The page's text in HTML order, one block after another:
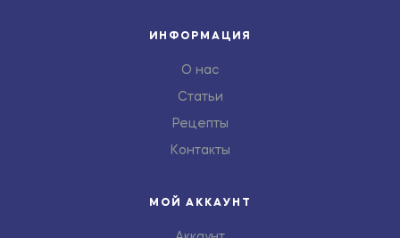
ИНФОРМАЦИЯ
О нас
Статьи
Рецепты
Контакты
МОЙ АККАУНТ